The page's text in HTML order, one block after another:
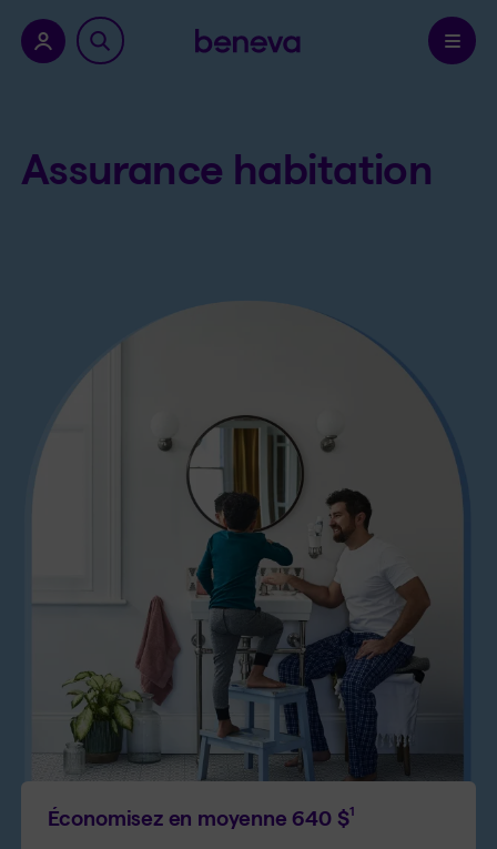
province.Confirmer
Assurance habitation
Économisez en moyenne 640 $1